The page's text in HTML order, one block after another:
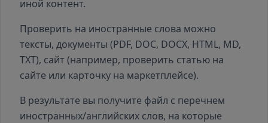
иной контент.
Проверить на иностранные слова можно
тексты, документы (PDF, DOC, DOCX, HTML, MD,
TXT), сайт (например, проверить статью на
сайте или карточку на маркетплейсе).
В результате вы получите файл с перечнем
иностранных/английских слов, на которые